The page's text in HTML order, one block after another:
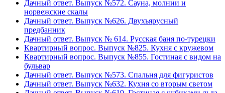
Дачный ответ. Выпуск №572. Сауна, молнии и
норвежские скалы
Дачный ответ. Выпуск №626. Двухъярусный
предбанник
Дачный ответ. Выпуск № 614. Русская баня по-турецки
Квартирный вопрос. Выпуск №825. Кухня с кружевом
Квартирный вопрос. Выпуск №855. Гостиная с видом на
бульвар
Дачный ответ. Выпуск №573. Спальня для фигуристов
Дачный ответ. Выпуск №632. Кухня со вторым светом